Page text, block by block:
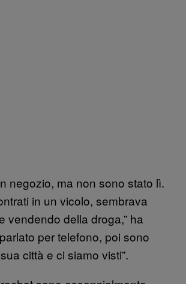
negozio, ma non sono stato lì.
in un vicolo, sembrava
vendendo della droga,” ha
per telefono, poi sono
città e ci siamo visti”.